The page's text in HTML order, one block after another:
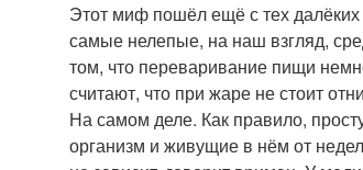
Этот миф пошёл ещё с тех
самые нелепые, на наш взгляд,
том, что переваривание пищи
считают, что при жаре не стоит
На самом деле. Как правило,
организм и живущие в нём от